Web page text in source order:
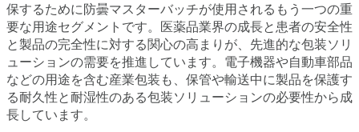
保するために防曇マスターバッチが使用されるもう一つの重
要な用途セグメントです。医薬品業界の成長と患者の安全性
と製品の完全性に対する関心の高まりが、先進的な包装ソリ
ューションの需要を推進しています。電子機器や自動車部品
などの用途を含む産業包装も、保管や輸送中に製品を保護す
る耐久性と耐湿性のある包装ソリューションの必要性から成
長しています。